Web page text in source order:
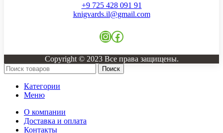
+9 725 428 091 91
knigvards.il@gmail.com
Instagram
Facebook
Copyright © 2023 Все права защищены.
Поиск
Категории
Меню
О компании
Доставка и оплата
Контакты